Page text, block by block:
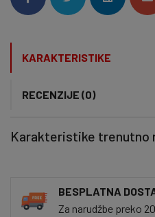
KARAKTERISTIKE
RECENZIJE (0)
Karakteristike trenutno
BESPLATNA
Za narudžbe preko